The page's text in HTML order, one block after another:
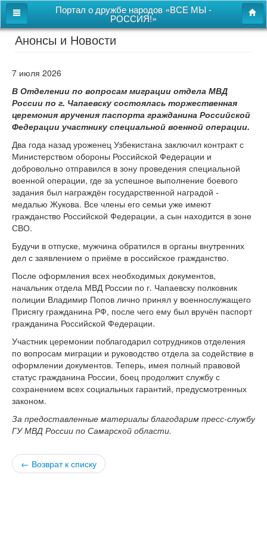
Портал о дружбе народов «ВСЕ МЫ -
РОССИЯ!»
Главная
Новости
СВОи
Этнокультурная карта
Казачий центр
Детям
Видео
Поиск
Карта сайта
версии сайта
Анонсы и Новости
7 июля 2026
В Отделении по вопросам миграции отдела МВД
России по г. Чапаевску состоялась торжественная
церемония вручения паспорта гражданина Российской
Федерации участнику специальной военной операции.
Два года назад уроженец Узбекистана заключил контракт с
Министерством обороны Российской Федерации и
добровольно отправился в зону проведения специальной
военной операции, где за успешное выполнение боевого
задания был награждён государственной наградой -
медалью Жукова. Все члены его семьи уже имеют
гражданство Российской Федерации, а сын находится в зоне
СВО.
Будучи в отпуске, мужчина обратился в органы внутренних
дел с заявлением о приёме в российское гражданство.
После оформления всех необходимых документов,
начальник отдела МВД России по г. Чапаевску полковник
полиции Владимир Попов лично принял у военнослужащего
Присягу гражданина РФ, после чего ему был вручён паспорт
гражданина Российской Федерации.
Участник церемонии поблагодарил сотрудников отделения
по вопросам миграции и руководство отдела за содействие в
оформлении документов. Теперь, имея полный правовой
статус гражданина России, боец продолжит службу с
сохранением всех социальных гарантий, предусмотренных
законом.
За предоставленные материалы благодарим пресс-службу
ГУ МВД России по Самарской области.
← Возврат к списку